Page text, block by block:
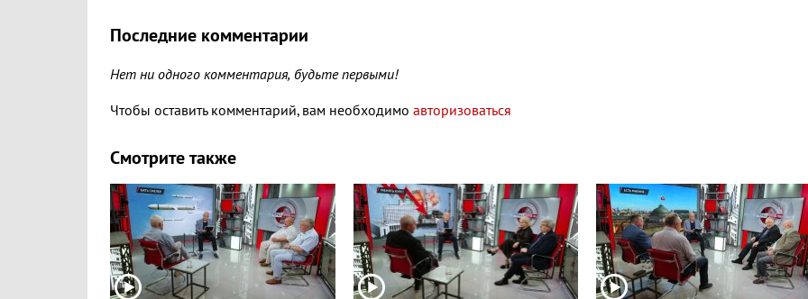
Последние комментарии
Нет ни одного комментария, будьте первыми!
Чтобы оставить комментарий, вам необходимо авторизоваться
Смотрите также